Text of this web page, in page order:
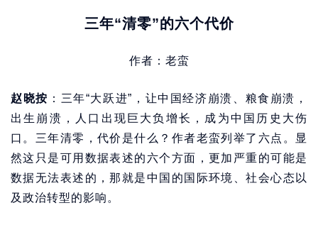
三年“清零”的六个代价
作者：老蛮
赵晓按 ：三年“大跃进”，让中国经济崩溃、粮食崩溃，
出生崩溃，人口出现巨大负增长，成为中国历史大伤
口。三年清零，代价是什么？作者老蛮列举了六点。显
然这只是可用数据表述的六个方面，更加严重的可能是
数据无法表述的，那就是中国的国际环境、社会心态以
及政治转型的影响。